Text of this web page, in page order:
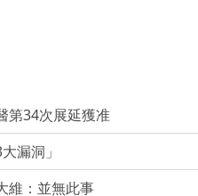
第34次展延獲准
漏洞」
維：並無此事